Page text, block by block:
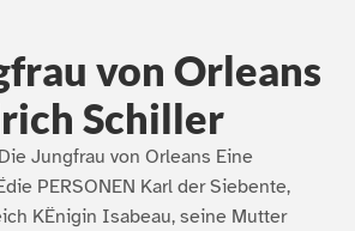
von Orleans
Schiller
Jungfrau von Orleans Eine
PERSONEN Karl der Siebente,
KËnigin Isabeau, seine Mutter